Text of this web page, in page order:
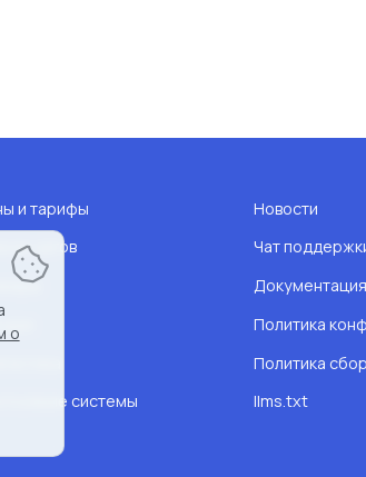
и тарифы
чатов
системы
Новости
Чат
Документация
Политика
Политика
llms.txt
о